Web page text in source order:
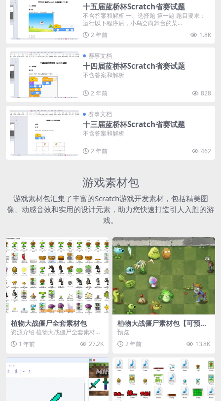
十五届蓝桥杯Scratch省赛试题
不含答案和解析 一、选择题 第一题 题目要求：
运行以下程序后，小鸟会向舞台的某...
2 年前
1.8K
赛事文档
十四届蓝桥杯Scratch省赛试题
不含答案和解析
2 年前 828
赛事文档
十三届蓝桥杯Scratch省赛试题
不含答案和解析
2 年前 462
游戏素材包
游戏素材包汇集了丰富的Scratch游戏开发素材，包括精美图
像、动感音效和实用的设计元素，助力您快速打造引人入胜的游
戏。
植物大战僵尸全套素材包
资源介绍 植物大战僵尸全套素材
包，包含227个丰富多样的素材，
涵盖角色、背景、动...
1 年前 27.2K
植物大战僵尸素材包【可预
览】
预览
2 年前
13.8K